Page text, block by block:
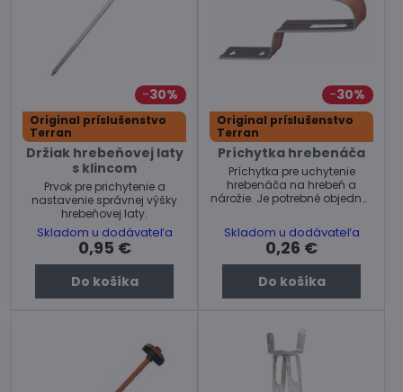
30%
Original príslušenstvo
Terran
Držiak hrebeňovej laty
s klincom
Prvok pre prichytenie a
nastavenie správnej výšky
hrebeňovej laty.
Skladom u dodávateľa
0,95 €
Do košíka
30%
Original príslušenstvo
Terran
Príchytka hrebenáča
Príchytka pre uchytenie
hrebenáča na hrebeň a
nárožie. Je potrebné objednať
Skladom u dodávateľa
0,26 €
Do košíka